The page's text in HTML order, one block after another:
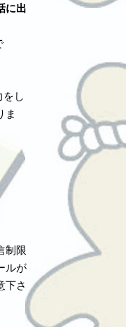
に出
をし
ま
制限
ルが
下さ